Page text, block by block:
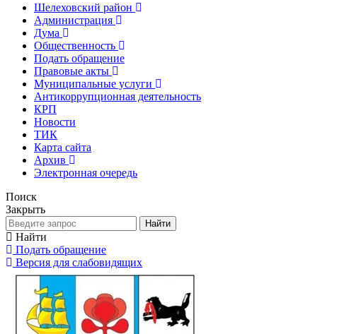
Шелеховский район
Администрация
Дума
Общественность
Подать обращение
Правовые акты
Муниципальные услуги
Антикоррупционная деятельность
КРП
Новости
ТИК
Карта сайта
Архив
Электронная очередь
Поиск
Закрыть
Найти
Найти
Подать обращение
Версия для слабовидящих